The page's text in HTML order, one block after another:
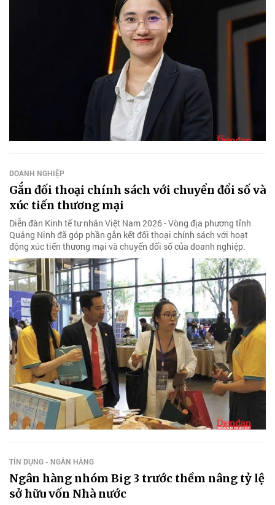
DOANH NGHIỆP
Gắn đối thoại chính sách với chuyển đổi số và
xúc tiến thương mại
Diễn đàn Kinh tế tư nhân Việt Nam 2026 - Vòng địa phương tỉnh
Quảng Ninh đã góp phần gắn kết đối thoại chính sách với hoạt
động xúc tiến thương mại và chuyển đổi số của doanh nghiệp.
TÍN DỤNG - NGÂN HÀNG
Ngân hàng nhóm Big 3 trước thềm nâng tỷ lệ
sở hữu vốn Nhà nước